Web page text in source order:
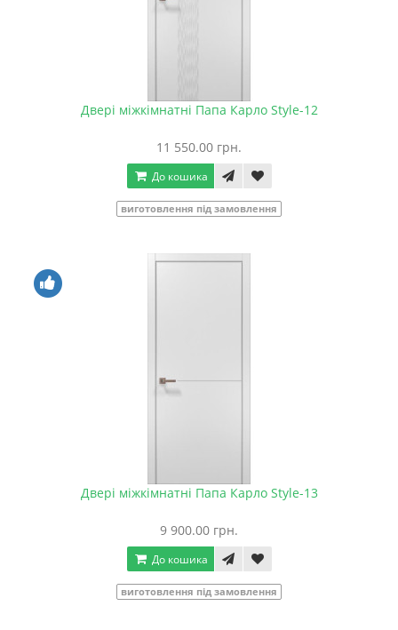
Двері міжкімнатні Папа Карло Style-12
11 550.00 грн.
До кошика
виготовлення під замовлення
Двері міжкімнатні Папа Карло Style-13
9 900.00 грн.
До кошика
виготовлення під замовлення